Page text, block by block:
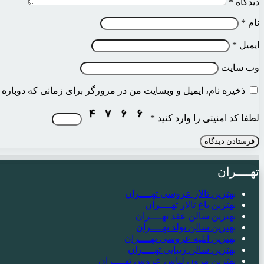
نام *
ایمیل *
وب‌ سایت
ذخیره نام، ایمیل و وبسایت من در مرورگر برای زمانی که
لطفا کد امنیتی را وارد کنید *
تهــــران
بهترین تالار عروسی تهــــران
بهترین باغ تالار تهــــران
بهترین سالن عقد تهــــران
بهترین سالن تولد تهــــران
بهترین آتلیه عروسی تهــــران
بهترین سالن زیبایی تهــــران
بهترین مزون لباس عروس تهــــران